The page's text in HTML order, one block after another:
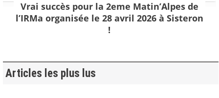
Vrai succès pour la 2eme Matin’Alpes de
l’IRMa organisée le 28 avril 2026 à Sisteron
!
Articles les plus lus